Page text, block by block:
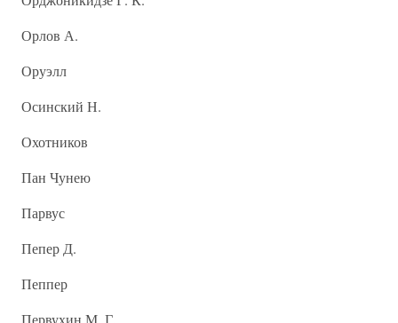
Орлов А.
Оруэлл
Осинский Н.
Охотников
Пан Чунею
Парвус
Пепер Д.
Пеппер
Первухин М. Г.